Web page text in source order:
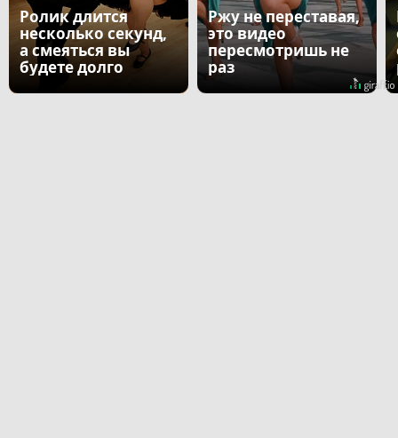
Ролик длится
несколько секунд,
а смеяться вы
будете долго
Ржу не переставая,
это видео
пересмотришь не
раз